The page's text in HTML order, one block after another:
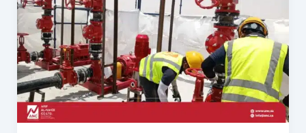
مضخات
الحريق
في
السعودية:
معايير
تقييم
شركة